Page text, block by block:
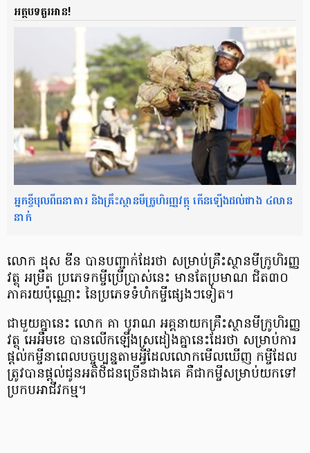
អត្ថបទគួរអាន!
អ្នកខ្ចីបុលពីធនាគារ និងគ្រឹះស្ថានមីក្រូហិរញ្ញវត្ថុ កើនឡើងដល់ជាង ៤លាន
នាក់
លោក ដុស ឌីន បានបញ្ជាក់ដែរថា សម្រាប់​គ្រឹះស្ថាន​មីក្រូហិរញ្ញ
វត្ថុ អម្រឹត ប្រភេទ​កម្ចី​ប្រើប្រាស់នេះ មានតែប្រមាណ ជិត​៣០
ភាគរយ​ប៉ុណ្ណោះ នៃប្រភេទទំហំកម្ចីផ្សេងៗទៀត។
ជាមួយគ្នានេះ លោក គា បូរាណ អគ្គនាយក​គ្រឹះស្ថានមីក្រូ​ហិរញ្ញ
វត្ថុ អេអឹមខេ បានលើកឡើងស្រដៀងគ្នានេះដែរថា សម្រាប់​ការ​
ផ្ដល់កម្ចី​នាពេលបច្ចុប្បន្ន​តាមអ្វី​ដែលលោក​មើលឃើញ កម្ចី​ដែល
ត្រូវបាន​ផ្ដល់​ជូនអតិថិជន​ច្រើនជាងគេ គឺជាកម្ចី​សម្រាប់​យកទៅ
ប្រកបអាជីវកម្ម។